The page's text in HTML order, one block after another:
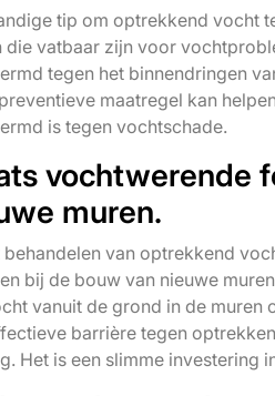
tip om optrekkend vocht
die vatbaar zijn voor
tegen het binnendringen
maatregel kan
is tegen vochtschade.
vochtwerende
muren.
behandelen van optrekkend
bij de bouw van nieuwe
vanuit de grond in de
barrière tegen
Het is een slimme investering